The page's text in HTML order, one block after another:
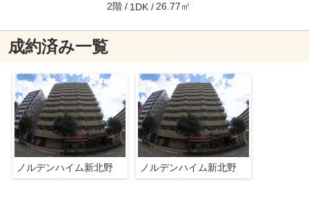
2階 1DK 26.77㎡
成約済み一覧
ノルデンハイム新北野 ノルデンハイム新北野